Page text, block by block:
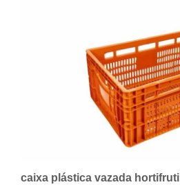
caixa plástica vazada hortifruti